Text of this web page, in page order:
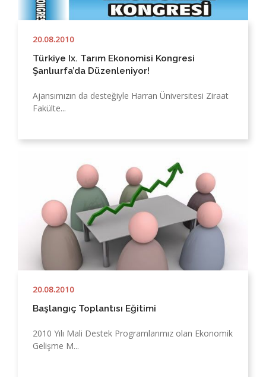
20.08.2010
Türkiye Ix. Tarım Ekonomisi Kongresi
Şanlıurfa’da Düzenleniyor!
Ajansımızın da desteğiyle Harran Üniversitesi Ziraat
Fakülte...
20.08.2010
Başlangıç Toplantısı Eğitimi
2010 Yılı Mali Destek Programlarımız olan Ekonomik
Gelişme M...